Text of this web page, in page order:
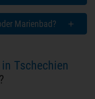
Marienbad?
Tschechien